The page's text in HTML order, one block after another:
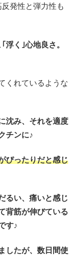
発性と弾力性も
浮く｣心地良さ。
くれているような
沈み、それを適度
チンに♪
ぴったりだと感じ
るい、痛いと感じ
背筋が伸びている
す♪
したが、数日間使